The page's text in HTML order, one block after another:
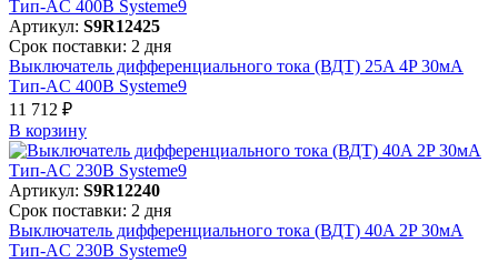
Артикул: S9R12425
Срок поставки: 2 дня
Выключатель дифференциального тока (ВДТ) 25A 4P 30мА
Тип-AC 400В Systeme9
11 712 ₽
В корзинy
Артикул: S9R12240
Срок поставки: 2 дня
Выключатель дифференциального тока (ВДТ) 40A 2P 30мА
Тип-AC 230В Systeme9